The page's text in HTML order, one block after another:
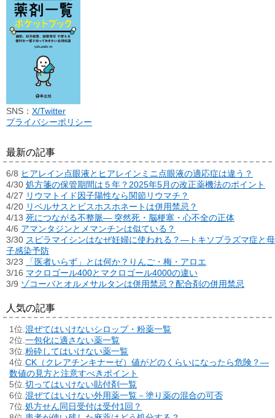
SNS： X/Twitter
プライバシーポリシー
最新の記事
6/8 ヒアレイン点眼液とヒアレインミニ点眼液の適応症は違う？
4/30 処方箋の保管期間は５年？2025年5月の改正薬機法のポイント
4/27 リウマトイド因子陽性なら関節リウマチ？
4/20 リベルサスとビスホスホネートは併用禁忌？
4/13 死につながる不整脈― 突然死・脳梗塞・心不全の正体
4/6 アマンタジンとメマンチンは似ている？
3/30 スピラマイシンはなぜ妊婦に使われる？―トキソプラズマ症と母
子感染予防
3/23
「医者いらず」とは何か？りんご・梅・アロエ
3/16 マクロゴール400とマクロゴール4000の違い
3/9 ゾコーバとオルメサルタンは併用禁忌？配合剤の併用禁忌
人気の記事
混ぜてはいけないシロップ・粉薬一覧
一包化に適さない薬一覧
粉砕してはいけない薬一覧
CK（クレアチンキナーゼ）値がどのくらいになったら危険？―
数値の見方と注意すべきポイント
切ってはいけない貼付剤一覧
混ぜてはいけない外用薬一覧－塗り薬の混合の可否
処方せん同日受付は受付1回？